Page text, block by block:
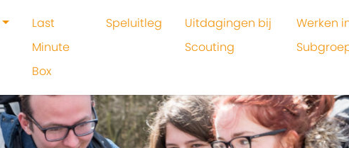
Last
Minute
Box
Speluitleg
Uitdagingen bij
Scouting
Werken